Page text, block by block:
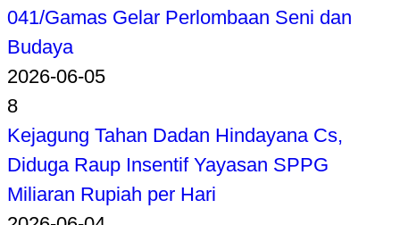
041/Gamas Gelar Perlombaan Seni dan
Budaya
2026-06-05
8
Kejagung Tahan Dadan Hindayana Cs,
Diduga Raup Insentif Yayasan SPPG
Miliaran Rupiah per Hari